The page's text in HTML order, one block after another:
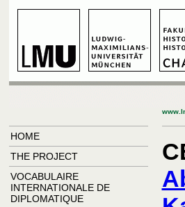
HOME
THE PROJECT
VOCABULAIRE
INTERNATIONALE DE
DIPLOMATIQUE